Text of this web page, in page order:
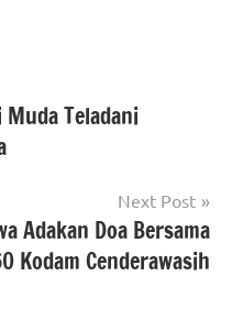
Teladani
Next Post
Adakan Doa Bersama
Kodam Cenderawasih